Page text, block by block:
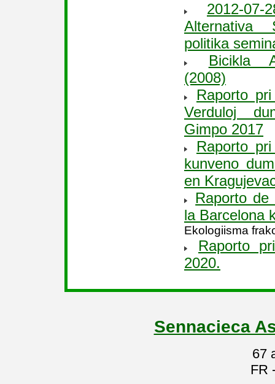
2012-
Alternativa
politika
Bicikla
(2008)
Raporto
Verduloj
Gimpo 2017
Raporto
kunveno
en
Raporto
la Barcelona
Ekologiisma
Raporto
2020.
Sennacieca
67
FR